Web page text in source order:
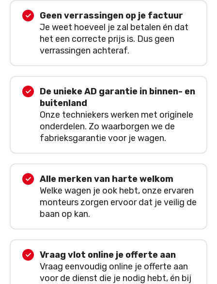
Geen verrassingen op je factuur
Je weet hoeveel je zal betalen én dat
het een correcte prijs is. Dus geen
verrassingen achteraf.
De unieke AD garantie in binnen- en
buitenland
Onze techniekers werken met originele
onderdelen. Zo waarborgen we de
fabrieksgarantie voor je wagen.
Alle merken van harte welkom
Welke wagen je ook hebt, onze ervaren
monteurs zorgen ervoor dat je veilig de
baan op kan.
Vraag vlot online je offerte aan
Vraag eenvoudig online je offerte aan
voor de dienst die je nodig hebt, én bij